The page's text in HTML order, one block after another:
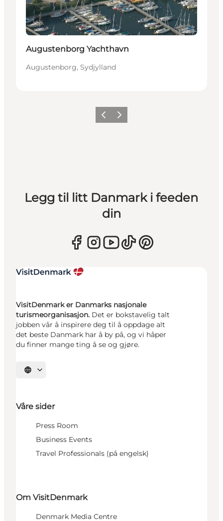
Augustenborg Yachthavn
Augustenborg, Sydjylland
ForrigeNeste
Legg til litt Danmark i feeden
din
VisitDenmark er Danmarks nasjonale
turismeorganisasjon. Det er bokstavelig talt
jobben vår å inspirere deg til å oppdage alt
det beste Danmark har å by på, og vi håper
du finner mange ting å se og gjøre.
Velg språk
Våre sider
Press Room
Business Events
Travel Professionals (på engelsk)
Om VisitDenmark
Denmark Media Centre